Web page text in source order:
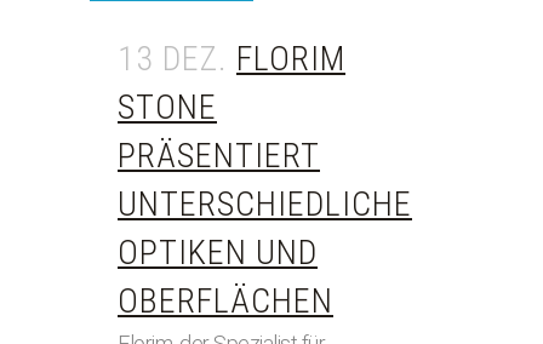
13 DEZ. FLORIM
STONE
PRÄSENTIERT
UNTERSCHIEDLICHE
OPTIKEN UND
OBERFLÄCHEN